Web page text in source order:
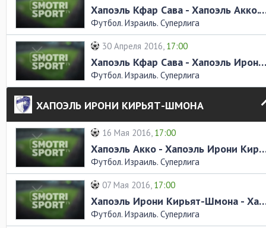
Хапоэль Кфар Сава -
Футбол. Израиль. Суперлига
30 Апреля 2016, 17:00
Хапоэль Кфар Сава - Хапоэль Ирони Кирьят-Шмона. Обзор матча
Футбол. Израиль. Суперлига
ХАПОЭЛЬ ИРОНИ КИРЬЯТ-ШМОНА
16 Мая 2016, 17:00
Хапоэль Акко - Хапоэль Ирони
Футбол. Израиль. Суперлига
07 Мая 2016, 17:00
Хапоэль Ирони Кирьят-Шмона -
Футбол. Израиль. Суперлига